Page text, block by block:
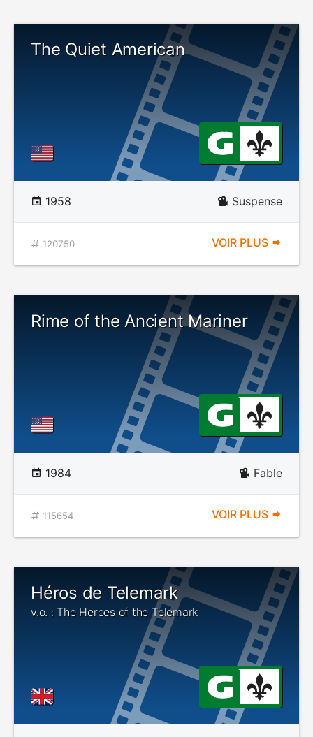
The Quiet American
1958 Suspense
120750 VOIR PLUS
Rime of the Ancient Mariner
1984 Fable
115654 VOIR PLUS
Héros de Telemark
v.o. : The Heroes of the Telemark